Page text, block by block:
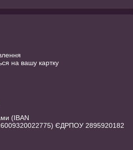
на вашу картку
(IBAN
ЄДРПОУ 2895920182